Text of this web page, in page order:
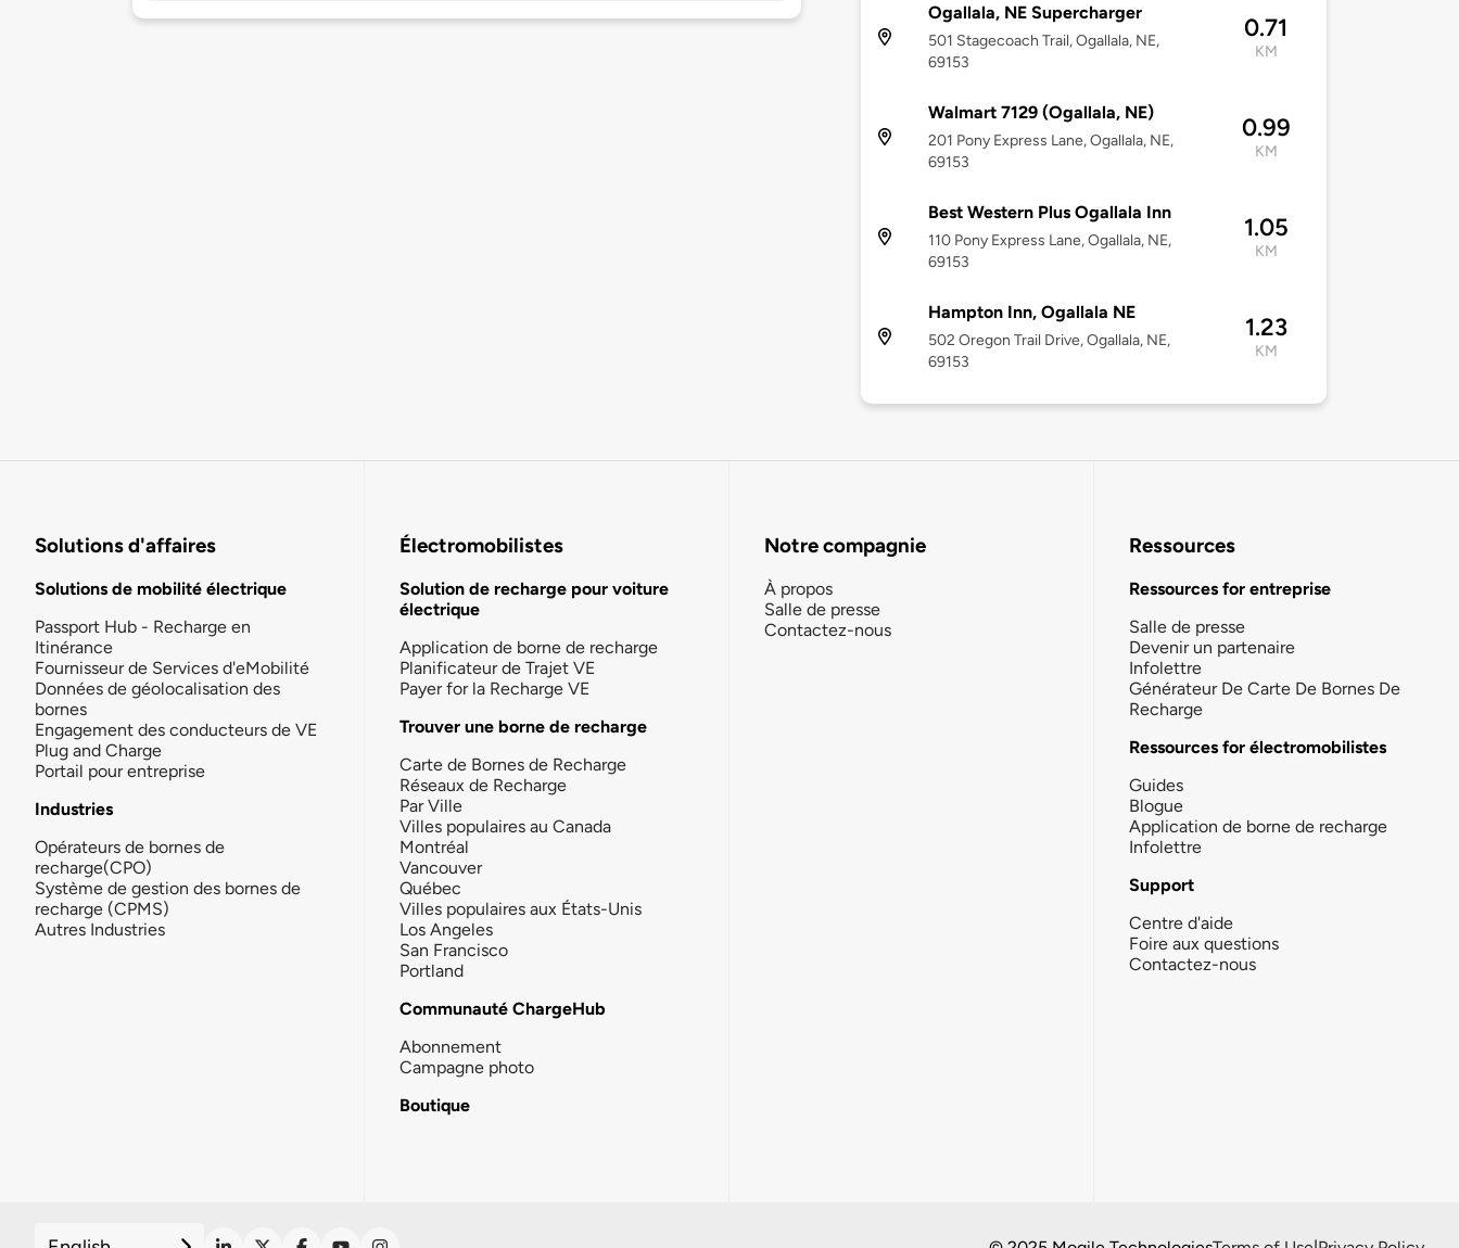
Ogallala, NE Supercharger
501 Stagecoach Trail, Ogallala, NE,
69153
0.71
KM
Walmart 7129 (Ogallala, NE)
201 Pony Express Lane, Ogallala, NE,
69153
0.99
KM
Best Western Plus Ogallala Inn
110 Pony Express Lane, Ogallala, NE,
69153
1.05
KM
Hampton Inn, Ogallala NE
502 Oregon Trail Drive, Ogallala, NE,
69153
1.23
KM
Solutions d'affaires
Solutions de mobilité électrique
Passport Hub - Recharge en
Itinérance
Fournisseur de Services d'eMobilité
Données de géolocalisation des
bornes
Engagement des conducteurs de VE
Plug and Charge
Portail pour entreprise
Industries
Opérateurs de bornes de
recharge(CPO)
Système de gestion des bornes de
recharge (CPMS)
Autres Industries
Électromobilistes
Solution de recharge pour voiture
électrique
Application de borne de recharge
Planificateur de Trajet VE
Payer for la Recharge VE
Trouver une borne de recharge
Carte de Bornes de Recharge
Réseaux de Recharge
Par Ville
Villes populaires au Canada
Montréal
Vancouver
Québec
Villes populaires aux États-Unis
Los Angeles
San Francisco
Portland
Communauté ChargeHub
Abonnement
Campagne photo
Boutique
Notre compagnie
À propos
Salle de presse
Contactez-nous
Ressources
Ressources for entreprise
Salle de presse
Devenir un partenaire
Infolettre
Générateur De Carte De Bornes De
Recharge
Ressources for électromobilistes
Guides
Blogue
Application de borne de recharge
Infolettre
Support
Centre d'aide
Foire aux questions
Contactez-nous